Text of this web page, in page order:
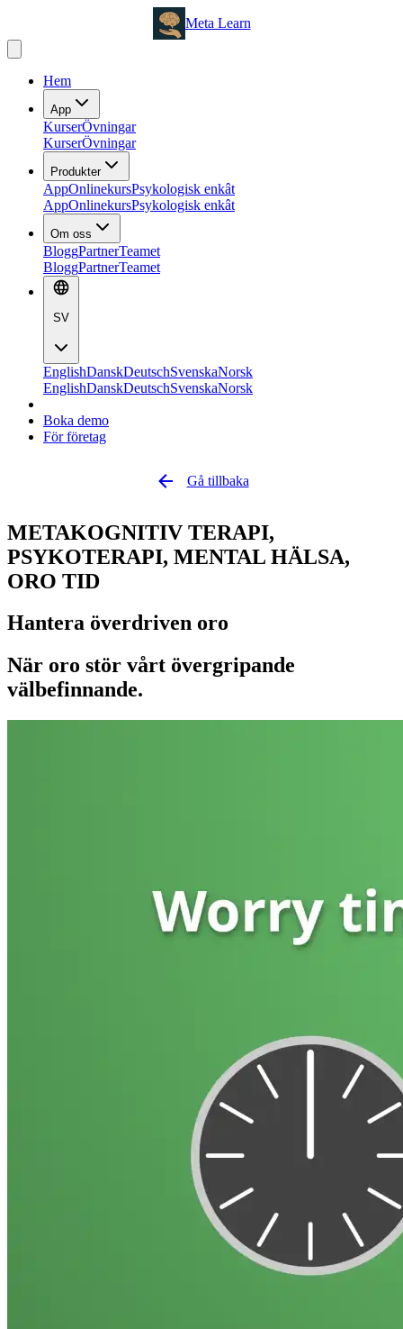
Meta Learn
Hem
App
KurserÖvningar
KurserÖvningar
Produkter
AppOnlinekursPsykologisk enkât
AppOnlinekursPsykologisk enkât
Om oss
BloggPartnerTeamet
BloggPartnerTeamet
SV
EnglishDanskDeutschSvenskaNorsk
EnglishDanskDeutschSvenskaNorsk
Boka demo
För företag
Gå tillbaka
METAKOGNITIV TERAPI,
PSYKOTERAPI, MENTAL HÄLSA,
ORO TID
Hantera överdriven oro
När oro stör vårt övergripande
välbefinnande.